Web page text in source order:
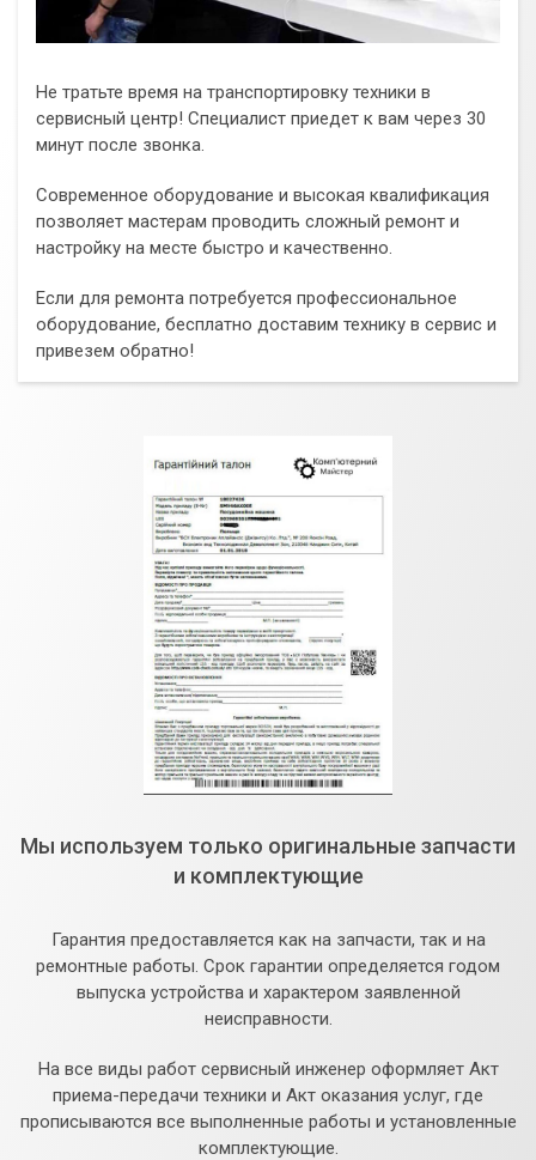
Не тратьте время на транспортировку техники в
сервисный центр! Специалист приедет к вам через 30
минут после звонка.
Современное оборудование и высокая квалификация
позволяет мастерам проводить сложный ремонт и
настройку на месте быстро и качественно.
Если для ремонта потребуется профессиональное
оборудование, бесплатно доставим технику в сервис и
привезем обратно!
Мы используем только оригинальные запчасти
и комплектующие
Гарантия предоставляется как на запчасти, так и на
ремонтные работы. Срок гарантии определяется годом
выпуска устройства и характером заявленной
неисправности.
На все виды работ сервисный инженер оформляет Акт
приема-передачи техники и Акт оказания услуг, где
прописываются все выполненные работы и установленные
комплектующие.